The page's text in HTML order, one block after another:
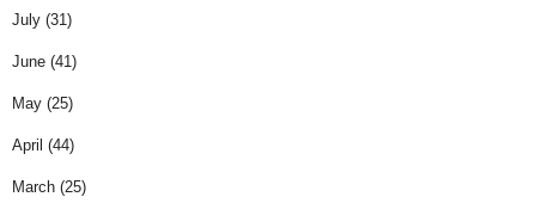
July (31)
June (41)
May (25)
April (44)
March (25)